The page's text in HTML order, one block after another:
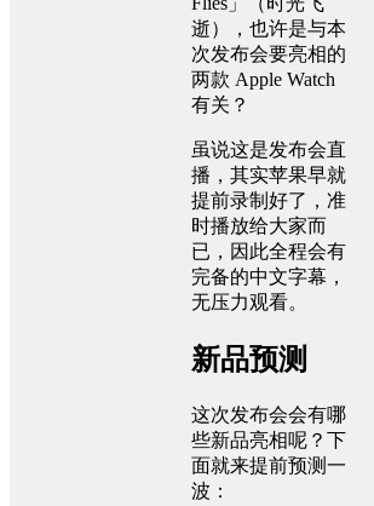
逝），也许是与本
次发布会要亮相的
两款 Apple Watch
有关？
虽说这是发布会直
播，其实苹果早就
提前录制好了，准
时播放给大家而
已，因此全程会有
完备的中文字幕，
无压力观看。
新品预测
这次发布会会有哪
些新品亮相呢？下
面就来提前预测一
波：